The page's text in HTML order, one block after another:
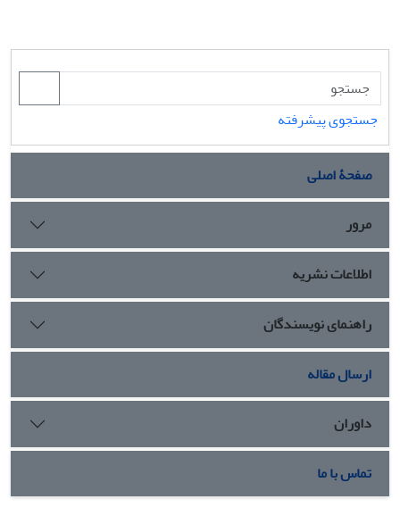
جستجوی پیشرفته
صفحۀ اصلی
مرور
اطلاعات نشریه
راهنمای نویسندگان
ارسال مقاله
داوران
تماس با ما